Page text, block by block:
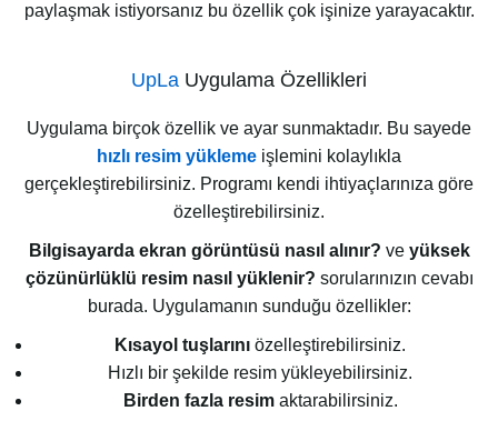
paylaşmak istiyorsanız bu özellik çok işinize yarayacaktır.
UpLa Uygulama Özellikleri
Uygulama birçok özellik ve ayar sunmaktadır. Bu sayede
hızlı resim yükleme işlemini kolaylıkla
gerçekleştirebilirsiniz. Programı kendi ihtiyaçlarınıza göre
özelleştirebilirsiniz.
Bilgisayarda ekran görüntüsü nasıl alınır? ve yüksek
çözünürlüklü resim nasıl yüklenir? sorularınızın cevabı
burada. Uygulamanın sunduğu özellikler:
Kısayol tuşlarını özelleştirebilirsiniz.
Hızlı bir şekilde resim yükleyebilirsiniz.
Birden fazla resimaktarabilirsiniz.